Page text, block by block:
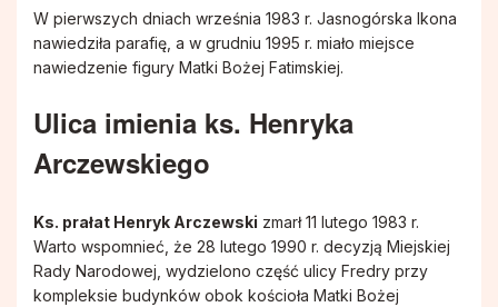
W pierwszych dniach września 1983 r. Jasnogórska Ikona
nawiedziła parafię, a w grudniu 1995 r. miało miejsce
nawiedzenie figury Matki Bożej Fatimskiej.
Ulica imienia ks. Henryka
Arczewskiego
Ks. prałat Henryk Arczewski zmarł 11 lutego 1983 r.
Warto wspomnieć, że 28 lutego 1990 r. decyzją Miejskiej
Rady Narodowej, wydzielono część ulicy Fredry przy
kompleksie budynków obok kościoła Matki Bożej